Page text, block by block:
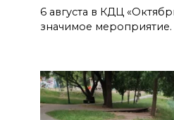
6 августа в КДЦ
значимое мероприятие.